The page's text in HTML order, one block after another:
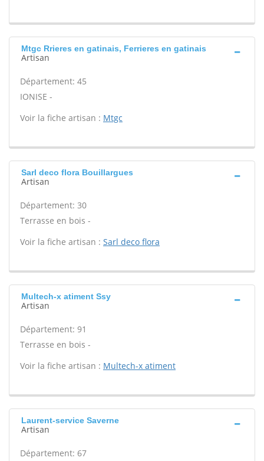
Mtgc Rrieres en gatinais, Ferrieres en gatinais
Artisan
Département: 45
IONISE -
Voir la fiche artisan : Mtgc
Sarl deco flora Bouillargues
Artisan
Département: 30
Terrasse en bois -
Voir la fiche artisan : Sarl deco flora
Multech-x atiment Ssy
Artisan
Département: 91
Terrasse en bois -
Voir la fiche artisan : Multech-x atiment
Laurent-service Saverne
Artisan
Département: 67